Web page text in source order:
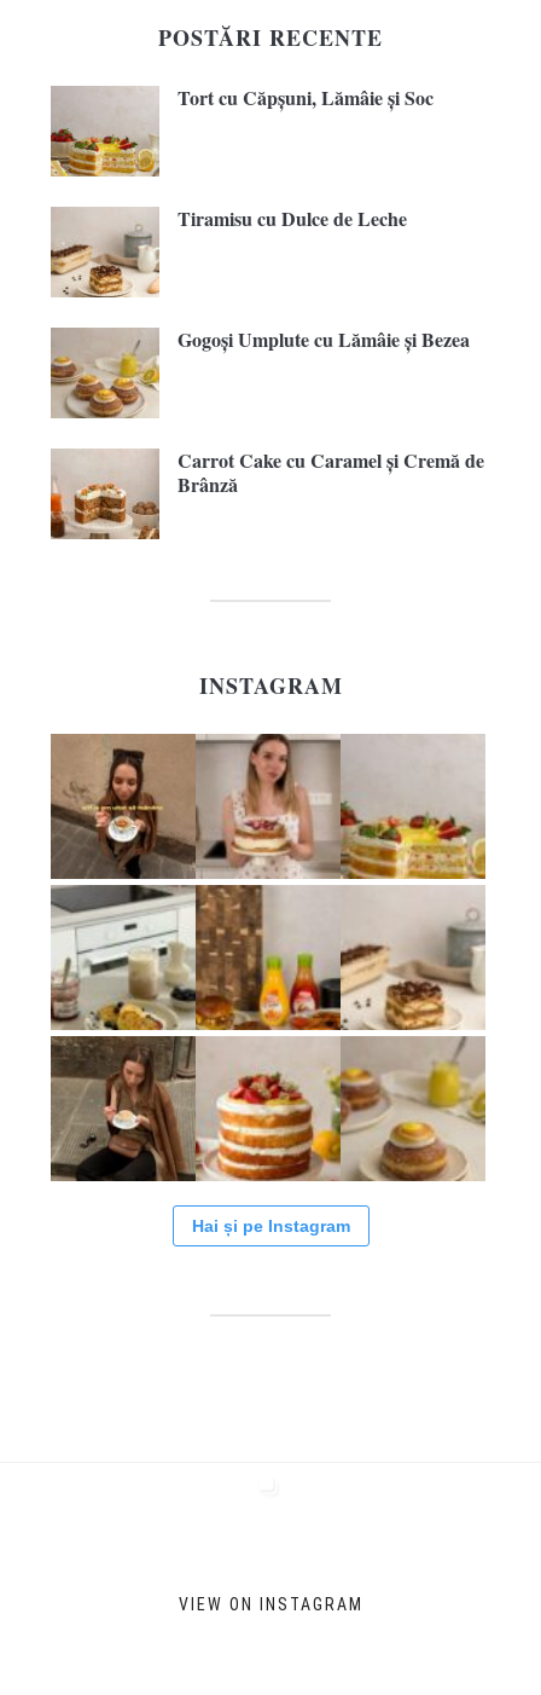
POSTĂRI RECENTE
Tort cu Căpșuni, Lămâie și Soc
Tiramisu cu Dulce de Leche
Gogoși Umplute cu Lămâie și Bezea
Carrot Cake cu Caramel și Cremă de
Brânză
INSTAGRAM
Hai și pe Instagram
VIEW ON INSTAGRAM